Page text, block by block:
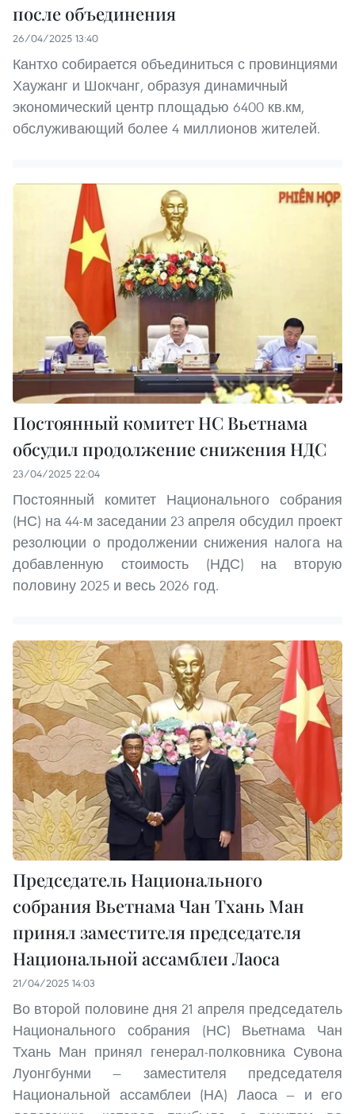
после объединения
26/04/2025 13:40
Кантхо собирается объединиться с провинциями
Хаужанг и Шокчанг, образуя динамичный
экономический центр площадью 6400 кв.км,
обслуживающий более 4 миллионов жителей.
Постоянный комитет НС Вьетнама
обсудил продолжение снижения НДС
23/04/2025 22:04
Постоянный комитет Национального собрания
(НС) на 44-м заседании 23 апреля обсудил проект
резолюции о продолжении снижения налога на
добавленную стоимость (НДС) на вторую
половину 2025 и весь 2026 год.
Председатель Национального
собрания Вьетнама Чан Тхань Ман
принял заместителя председателя
Национальной ассамблеи Лаоса
21/04/2025 14:03
Во второй половине дня 21 апреля председатель
Национального собрания (НС) Вьетнама Чан
Тхань Ман принял генерал-полковника Сувона
Луонгбунми — заместителя председателя
Национальной ассамблеи (НА) Лаоса — и его